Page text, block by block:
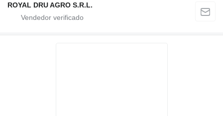
ROYAL DRU AGRO S.R.L.